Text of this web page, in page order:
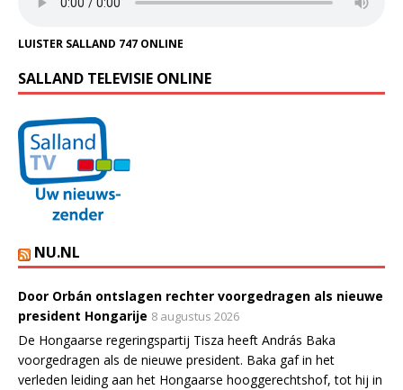
LUISTER SALLAND 747 ONLINE
SALLAND TELEVISIE ONLINE
NU.NL
Door Orbán ontslagen rechter voorgedragen als nieuwe
president Hongarije 8 augustus 2026
De Hongaarse regeringspartij Tisza heeft András Baka
voorgedragen als de nieuwe president. Baka gaf in het
verleden leiding aan het Hongaarse hooggerechtshof, tot hij in